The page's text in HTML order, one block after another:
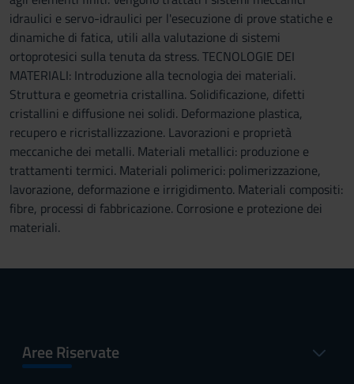
idraulici e servo-idraulici per l'esecuzione di prove statiche e
dinamiche di fatica, utili alla valutazione di sistemi
ortoprotesici sulla tenuta da stress. TECNOLOGIE DEI
MATERIALI: Introduzione alla tecnologia dei materiali.
Struttura e geometria cristallina. Solidificazione, difetti
cristallini e diffusione nei solidi. Deformazione plastica,
recupero e ricristallizzazione. Lavorazioni e proprietà
meccaniche dei metalli. Materiali metallici: produzione e
trattamenti termici. Materiali polimerici: polimerizzazione,
lavorazione, deformazione e irrigidimento. Materiali compositi:
fibre, processi di fabbricazione. Corrosione e protezione dei
materiali.
Aree Riservate